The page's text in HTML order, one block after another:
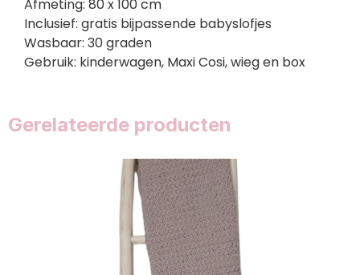
Afmeting: 80 x 100 cm
Inclusief: gratis bijpassende babyslofjes
Wasbaar: 30 graden
Gebruik: kinderwagen, Maxi Cosi, wieg en box
Gerelateerde producten